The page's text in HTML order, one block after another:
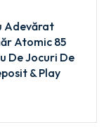
Adevărat
Atomic 85
De Jocuri De
& Play